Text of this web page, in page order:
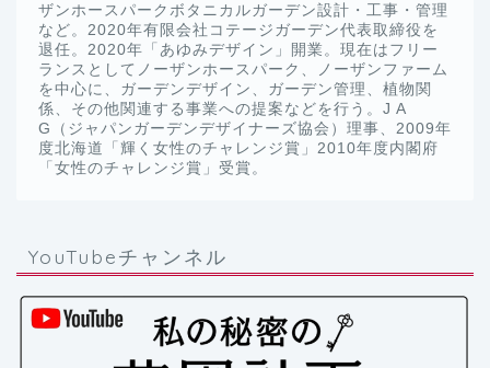
ザンホースパークボタニカルガーデン設計・工事・管理
など。2020年有限会社コテージガーデン代表取締役を
退任。2020年「あゆみデザイン」開業。現在はフリー
ランスとしてノーザンホースパーク、ノーザンファーム
を中心に、ガーデンデザイン、ガーデン管理、植物関
係、その他関連する事業への提案などを行う。J A
G（ジャパンガーデンデザイナーズ協会）理事、2009年
度北海道「輝く女性のチャレンジ賞」2010年度内閣府
「女性のチャレンジ賞」受賞。
YouTubeチャンネル